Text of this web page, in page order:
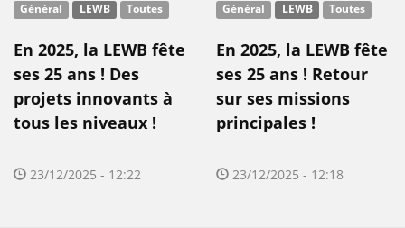
Général LEWB Toutes
En 2025, la LEWB fête
ses 25 ans ! Des
projets innovants à
tous les niveaux !
23/12/2025 - 12:22
Général LEWB Toutes
En 2025, la LEWB fête
ses 25 ans ! Retour
sur ses missions
principales !
23/12/2025 - 12:18